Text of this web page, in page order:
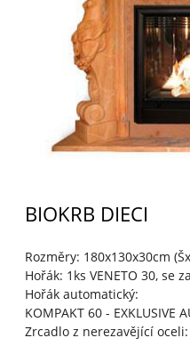
BIOKRB DIECI
Rozměry: 180x130x30cm
Hořák: 1ks VENETO 30, se
Hořák automatický:
KOMPAKT 60 - EXKLUSIVE
Zrcadlo z nerezavějící